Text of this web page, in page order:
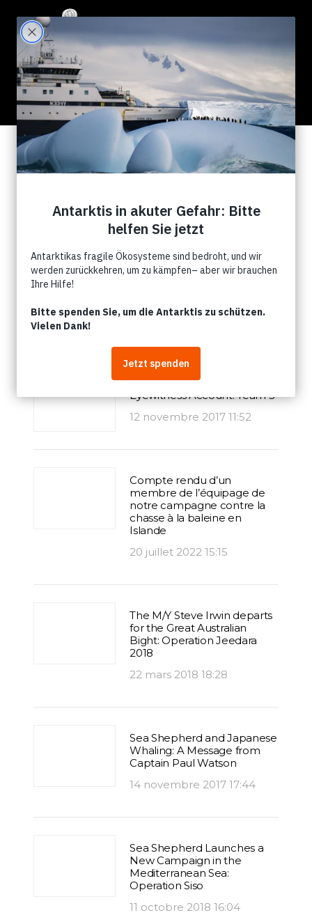
88 Results for "whales"
Search Filter:
News
Évènements
Articles
Operation Bloody Fjords
Eyewitness Account: Team 5
12 novembre 2017 11:52
Compte rendu d’un
membre de l’équipage de
notre campagne contre la
chasse à la baleine en
Islande
20 juillet 2022 15:15
The M/Y Steve Irwin departs
for the Great Australian
Bight: Operation Jeedara
2018
22 mars 2018 18:28
Sea Shepherd and Japanese
Whaling: A Message from
Captain Paul Watson
14 novembre 2017 17:44
Sea Shepherd Launches a
New Campaign in the
Mediterranean Sea:
Operation Siso
11 octobre 2018 16:04